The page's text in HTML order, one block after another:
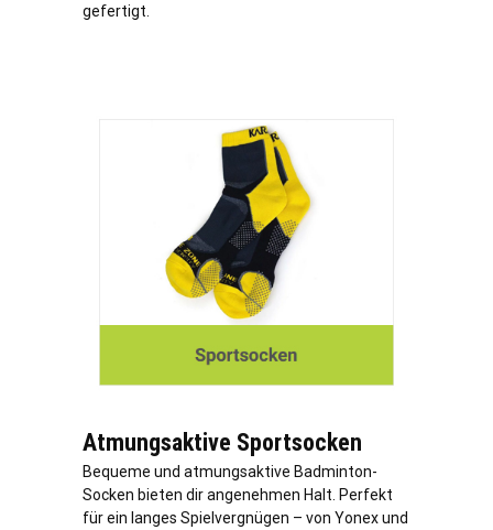
gefertigt.
Atmungsaktive Sportsocken
Bequeme und atmungsaktive Badminton-
Socken bieten dir angenehmen Halt. Perfekt
für ein langes Spielvergnügen – von Yonex und